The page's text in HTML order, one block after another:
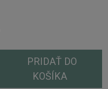
PRIDAŤ DO
KOŠÍKA